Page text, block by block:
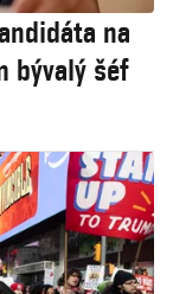
na
bývalý šéf